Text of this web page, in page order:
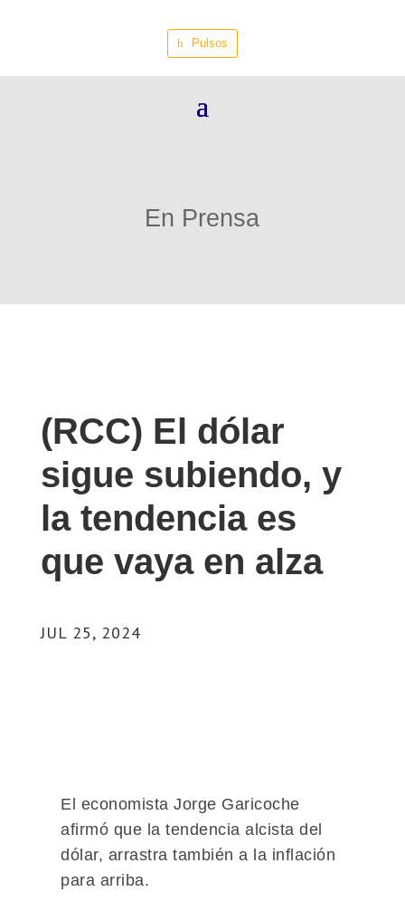
Pulsos
En Prensa
(RCC) El dólar
sigue subiendo, y
la tendencia es
que vaya en alza
JUL 25, 2024
El economista Jorge Garicoche
afirmó que la tendencia alcista del
dólar, arrastra también a la inflación
para arriba.